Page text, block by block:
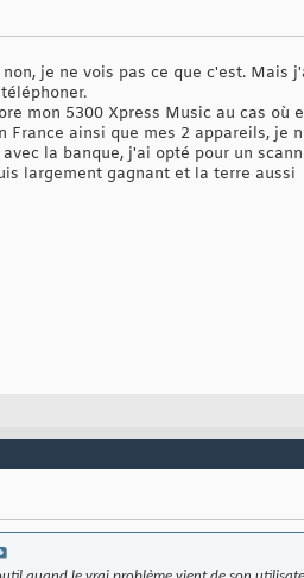
non, je ne vois pas ce que c'est. Mais
mon 5300 Xpress Music au cas
France ainsi que mes 2 appareils, je
la banque, j'ai opté pour un
largement gagnant et la terre aussi